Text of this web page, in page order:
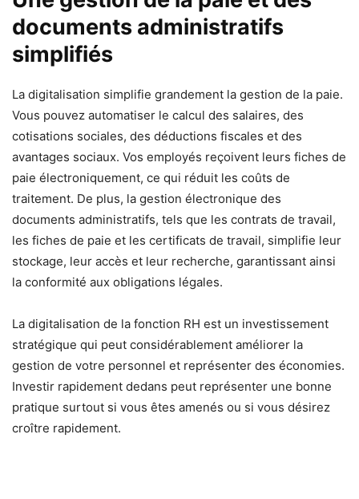
documents administratifs
simplifiés
La digitalisation simplifie grandement la gestion de la paie.
Vous pouvez automatiser le calcul des salaires, des
cotisations sociales, des déductions fiscales et des
avantages sociaux. Vos employés reçoivent leurs fiches de
paie électroniquement, ce qui réduit les coûts de
traitement. De plus, la gestion électronique des
documents administratifs, tels que les contrats de travail,
les fiches de paie et les certificats de travail, simplifie leur
stockage, leur accès et leur recherche, garantissant ainsi
la conformité aux obligations légales.
La digitalisation de la fonction RH est un investissement
stratégique qui peut considérablement améliorer la
gestion de votre personnel et représenter des économies.
Investir rapidement dedans peut représenter une bonne
pratique surtout si vous êtes amenés ou si vous désirez
croître rapidement.